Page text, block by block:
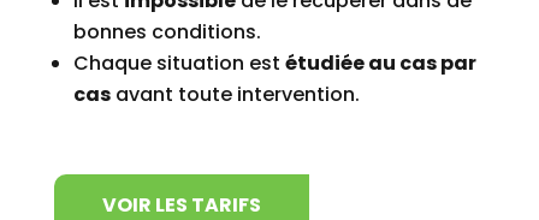
bonnes conditions.
Chaque situation est étudiée au cas par
casavant toute intervention.
VOIR LES TARIFS